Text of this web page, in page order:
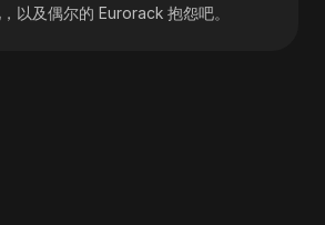
以及偶尔的 Eurorack 抱怨吧。